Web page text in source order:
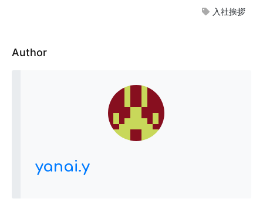
入社挨拶
Author
yanai.y